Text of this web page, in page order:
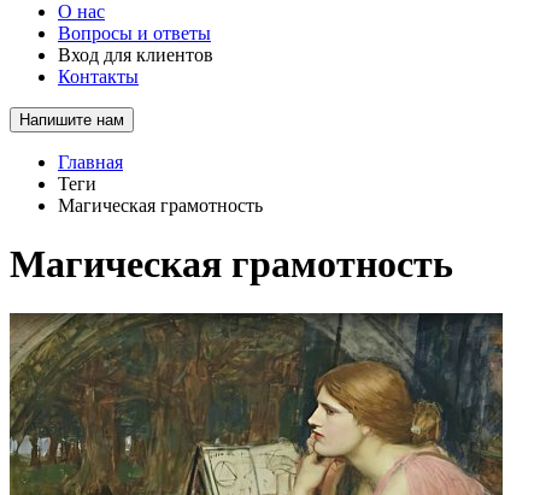
О нас
Вопросы и ответы
Вход для клиентов
Контакты
Напишите нам
Главная
Теги
Магическая грамотность
Магическая грамотность